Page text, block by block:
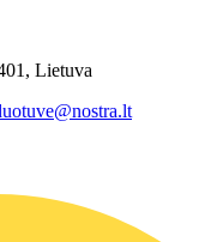
Lietuva